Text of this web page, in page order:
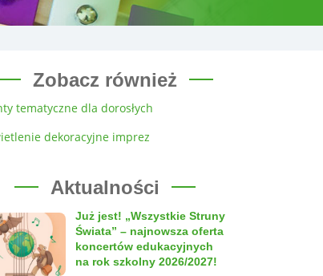
Zobacz również
tematyczne dla dorosłych
dekoracyjne imprez
Aktualności
Już jest! „Wszystkie Struny
Świata” – najnowsza oferta
koncertów edukacyjnych
na rok szkolny 2026/2027!